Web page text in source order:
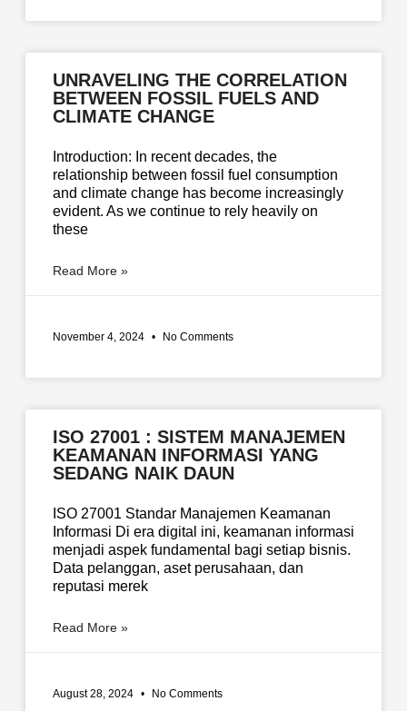
UNRAVELING THE CORRELATION
BETWEEN FOSSIL FUELS AND
CLIMATE CHANGE
Introduction: In recent decades, the
relationship between fossil fuel consumption
and climate change has become increasingly
evident. As we continue to rely heavily on
these
Read More »
November 4, 2024 No Comments
ISO 27001 : SISTEM MANAJEMEN
KEAMANAN INFORMASI YANG
SEDANG NAIK DAUN
ISO 27001 Standar Manajemen Keamanan
Informasi Di era digital ini, keamanan informasi
menjadi aspek fundamental bagi setiap bisnis.
Data pelanggan, aset perusahaan, dan
reputasi merek
Read More »
August 28, 2024 No Comments